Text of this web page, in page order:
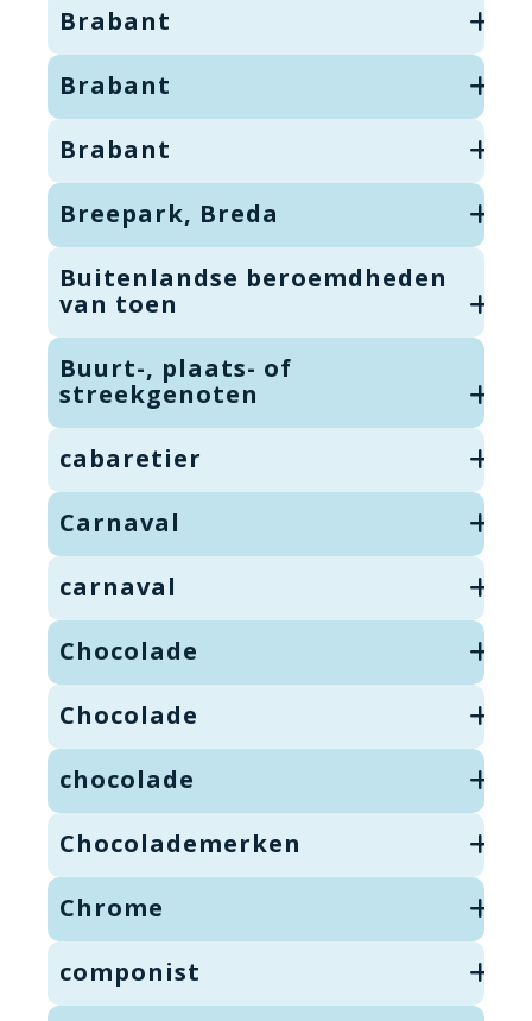
Brabant
Brabant
Brabant
Breepark, Breda
Buitenlandse beroemdheden
van toen
Buurt-, plaats- of
streekgenoten
cabaretier
Carnaval
carnaval
Chocolade
Chocolade
chocolade
Chocolademerken
Chrome
componist